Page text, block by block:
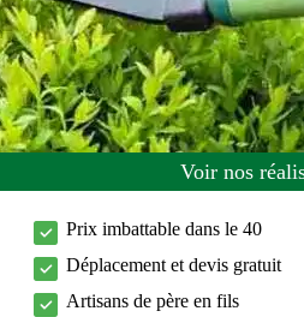
Voir nos
Prix imbattable dans le 40
Déplacement et devis gratuit
Artisans de père en fils